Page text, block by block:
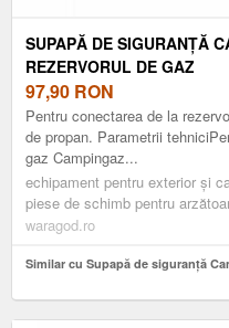
SUPAPĂ DE SIGURANȚĂ
REZERVORUL DE GAZ
97,90 RON
Pentru conectarea de la
de propan. Parametrii
gaz Campingaz...
echipament pentru exterior și
piese de schimb pentru
waragod.ro
Similar cu Supapă de siguranță